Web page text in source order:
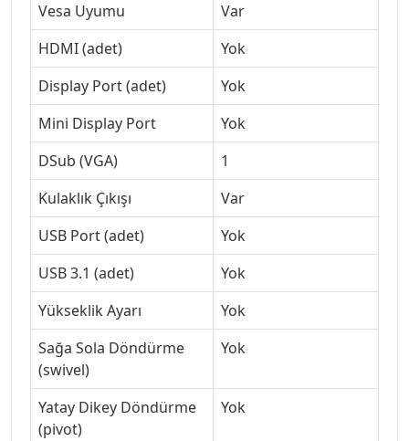
Vesa Uyumu
Var
HDMI (adet)
Yok
Display Port (adet)
Yok
Mini Display Port
Yok
DSub (VGA)
1
Kulaklık Çıkışı
Var
USB Port (adet)
Yok
USB 3.1 (adet)
Yok
Yükseklik Ayarı
Yok
Sağa Sola Döndürme
(swivel)
Yok
Yatay Dikey Döndürme
(pivot)
Yok